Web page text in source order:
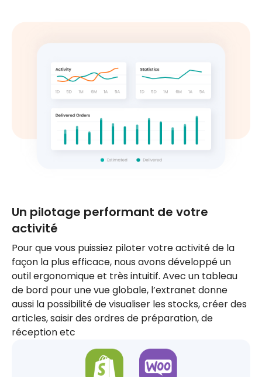
Un pilotage performant de votre
activité
Pour que vous puissiez piloter votre activité de la
façon la plus efficace, nous avons développé un
outil ergonomique et très intuitif. Avec un tableau
de bord pour une vue globale, l’extranet donne
aussi la possibilité de visualiser les stocks, créer des
articles, saisir des ordres de préparation, de
réception etc